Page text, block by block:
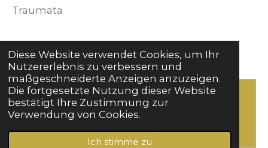
Diese Website verwendet Cookies, um Ihr
Nutzererlebnis zu verbessern und
maßgeschneiderte Anzeigen anzuzeigen.
Die fortgesetzte Nutzung dieser Website
bestätigt Ihre Zustimmung zur
Verwendung von Cookies.
Ich stimme zu
Traumata
Erstelle deine eigene Website mit
Webador